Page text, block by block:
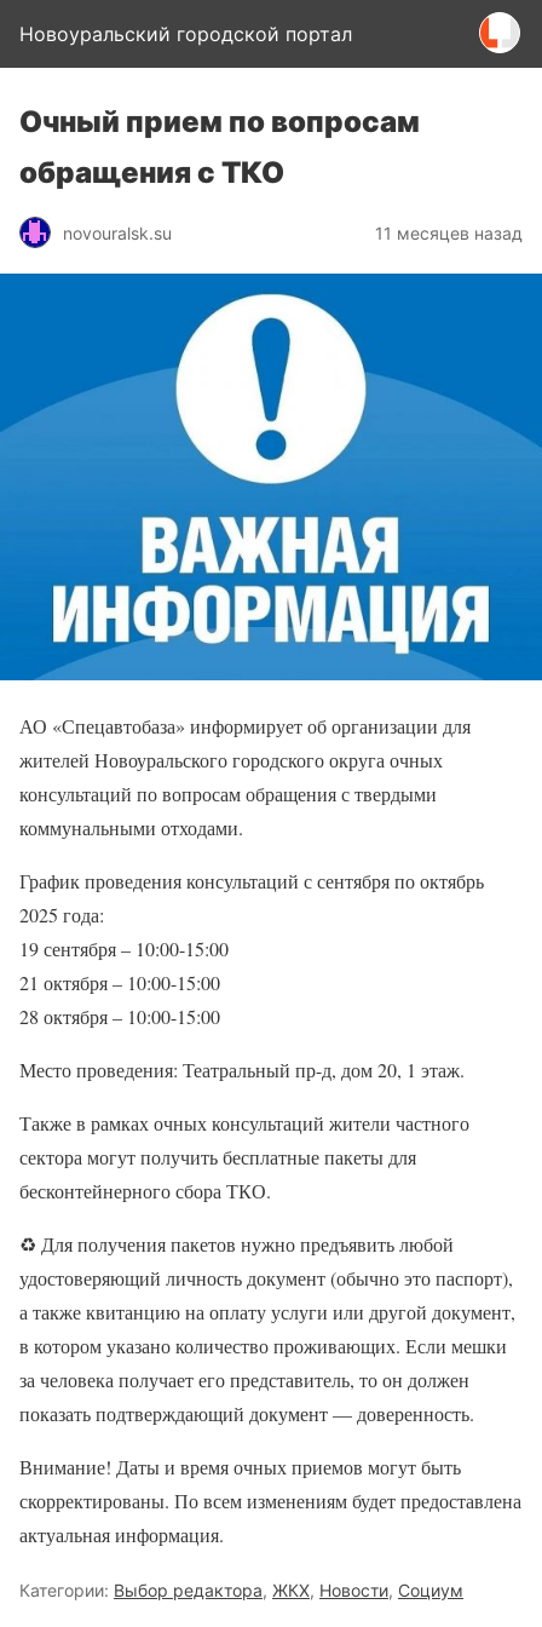
Новоуральский городской портал
Очный прием по вопросам
обращения с ТКО
novouralsk.su 11 месяцев назад
АО «Спецавтобаза» информирует об организации для
жителей Новоуральского городского округа очных
консультаций по вопросам обращения с твердыми
коммунальными отходами.
График проведения консультаций с сентября по октябрь
2025 года:
19 сентября – 10:00-15:00
21 октября – 10:00-15:00
28 октября – 10:00-15:00
Место проведения: Театральный пр-д, дом 20, 1 этаж.
Также в рамках очных консультаций жители частного
сектора могут получить бесплатные пакеты для
бесконтейнерного сбора ТКО.
♻ Для получения пакетов нужно предъявить любой
удостоверяющий личность документ (обычно это паспорт),
а также квитанцию на оплату услуги или другой документ,
в котором указано количество проживающих. Если мешки
за человека получает его представитель, то он должен
показать подтверждающий документ — доверенность.
Внимание! Даты и время очных приемов могут быть
скорректированы. По всем изменениям будет предоставлена
актуальная информация.
Категории: Выбор редактора, ЖКХ, Новости, Социум